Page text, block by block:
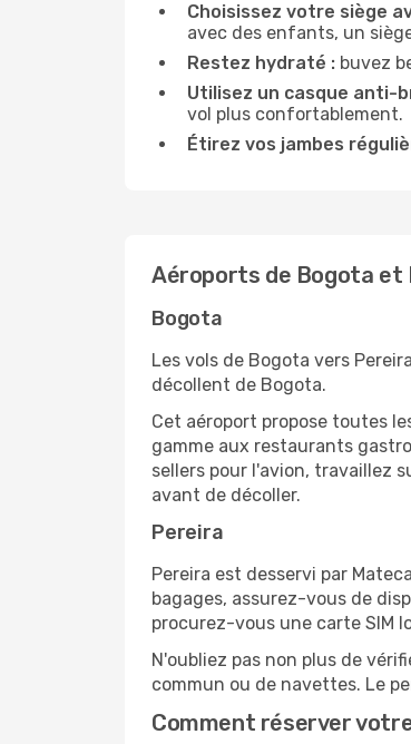
Choisissez votre siège
avec des enfants, un
Restez hydraté : buvez
Utilisez un casque anti-
vol plus confortablement.
Étirez vos jambes
Aéroports de Bogota et
Bogota
Les vols de Bogota vers
décollent de Bogota.
Cet aéroport propose toutes
gamme aux restaurants
sellers pour l'avion, travaillez
avant de décoller.
Pereira
Pereira est desservi par
bagages, assurez-vous de
procurez-vous une carte SIM
N'oubliez pas non plus de
commun ou de navettes. Le
Comment réserver